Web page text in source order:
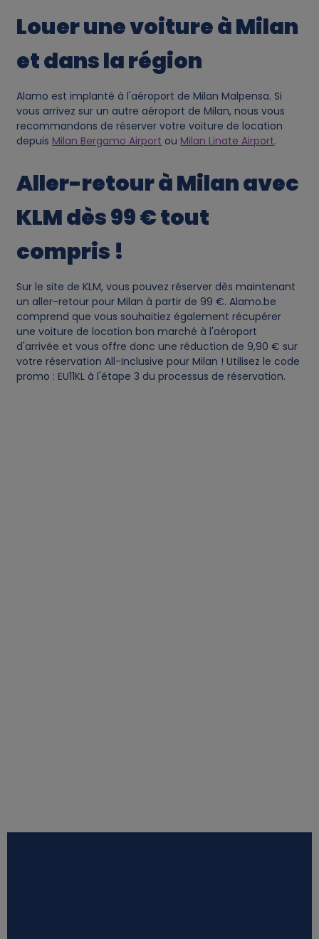
Louer une voiture à Milan
et dans la région
Alamo est implanté à l'aéroport de Milan Malpensa. Si
vous arrivez sur un autre aéroport de Milan, nous vous
recommandons de réserver votre voiture de location
depuis Milan Bergamo Airport ou Milan Linate Airport.
Aller-retour à Milan avec
KLM dès 99 € tout
compris !
Sur le site de KLM, vous pouvez réserver dès maintenant
un aller-retour pour Milan à partir de 99 €. Alamo.be
comprend que vous souhaitiez également récupérer
une voiture de location bon marché à l'aéroport
d'arrivée et vous offre donc une réduction de 9,90 € sur
votre réservation All-Inclusive pour Milan ! Utilisez le code
promo : EU11KL à l'étape 3 du processus de réservation.